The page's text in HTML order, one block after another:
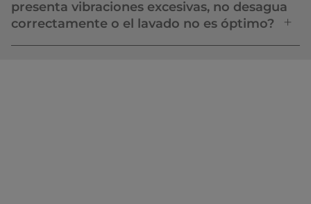
presenta vibraciones excesivas, no desagua
correctamente o el lavado no es óptimo?